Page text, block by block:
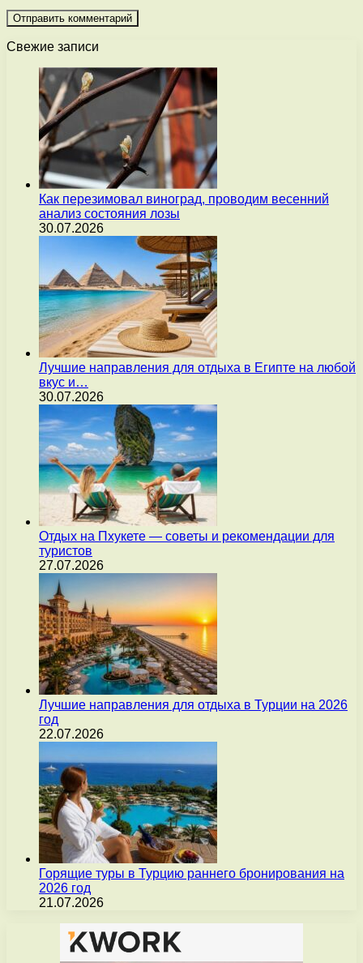
Свежие записи
Как перезимовал виноград, проводим весенний
анализ состояния лозы
30.07.2026
Лучшие направления для отдыха в Египте на любой
вкус и…
30.07.2026
Отдых на Пхукете — советы и рекомендации для
туристов
27.07.2026
Лучшие направления для отдыха в Турции на 2026
год
22.07.2026
Горящие туры в Турцию раннего бронирования на
2026 год
21.07.2026